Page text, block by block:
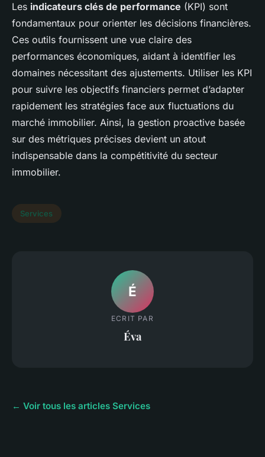
Les indicateurs clés de performance (KPI) sont
fondamentaux pour orienter les décisions financières.
Ces outils fournissent une vue claire des
performances économiques, aidant à identifier les
domaines nécessitant des ajustements. Utiliser les KPI
pour suivre les objectifs financiers permet d’adapter
rapidement les stratégies face aux fluctuations du
marché immobilier. Ainsi, la gestion proactive basée
sur des métriques précises devient un atout
indispensable dans la compétitivité du secteur
immobilier.
Services
É
ECRIT PAR
Éva
← Voir tous les articles Services